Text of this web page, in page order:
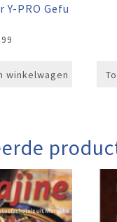
PRO Gefu
winkelwagen